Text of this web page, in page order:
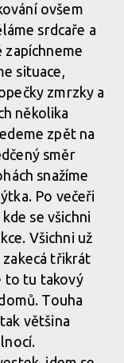
ovšem
srdcaře a
zapíchneme
situace,
zmrzky a
několika
zpět na
směr
snažíme
Po večeři
se všichni
Všichni už
zakecá třikrát
to tu takový
Touha
většina